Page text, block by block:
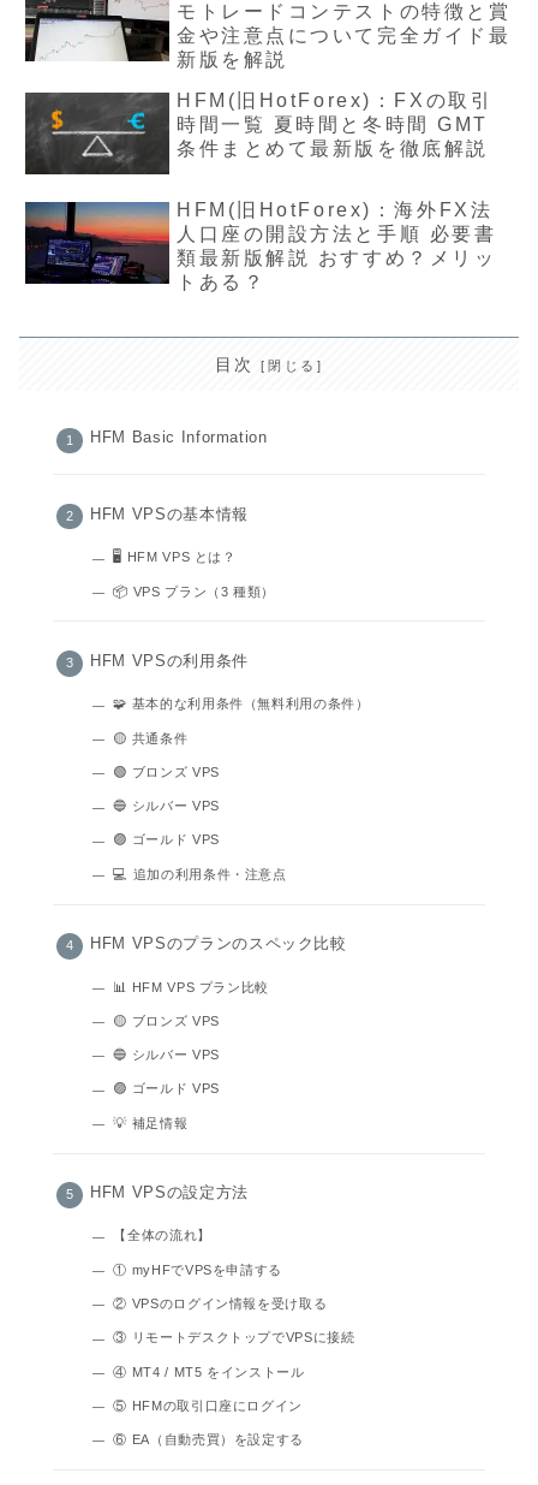
モトレードコンテストの特徴と賞
金や注意点について完全ガイド最
新版を解説
HFM(旧HotForex)：FXの取引
時間一覧 夏時間と冬時間 GMT
条件まとめて最新版を徹底解説
HFM(旧HotForex)：海外FX法
人口座の開設方法と手順 必要書
類最新版解説 おすすめ？メリッ
トある？
目次
HFM Basic Information
HFM VPSの基本情報
🖥️ HFM VPS とは？
📦 VPS プラン（3 種類）
HFM VPSの利用条件
🧩 基本的な利用条件（無料利用の条件）
🟡 共通条件
🟢 ブロンズ VPS
🔵 シルバー VPS
🟣 ゴールド VPS
💻 追加の利用条件・注意点
HFM VPSのプランのスペック比較
📊 HFM VPS プラン比較
🟡 ブロンズ VPS
🔵 シルバー VPS
🟣 ゴールド VPS
💡 補足情報
HFM VPSの設定方法
【全体の流れ】
① myHFでVPSを申請する
② VPSのログイン情報を受け取る
③ リモートデスクトップでVPSに接続
④ MT4 / MT5 をインストール
⑤ HFMの取引口座にログイン
⑥ EA（自動売買）を設定する